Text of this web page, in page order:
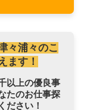
々浦々のこ
ます！
以上の優良事
たのお仕事探
ださい！